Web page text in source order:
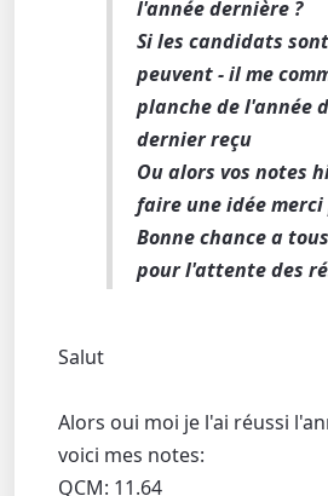
l'année dernière ?
Si les candidats
peuvent - il me
planche de l'année
dernier reçu
Ou alors vos notes
faire une idée
Bonne chance a
pour l'attente des
Salut
Alors oui moi je l'ai réussi
voici mes notes:
QCM: 11.64